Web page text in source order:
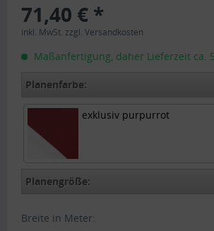
71,40 € *
inkl. MwSt. zzgl. Versandkosten
Maßanfertigung, daher Lieferzeit ca.
Planenfarbe:
exklusiv purpurrotexklusiv purpurrot
Planengröße:
Breite in Meter: